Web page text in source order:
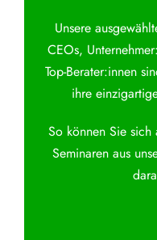
Unsere
CEOs,
Top-Berater:innen
ihre
So können Sie
Seminaren aus